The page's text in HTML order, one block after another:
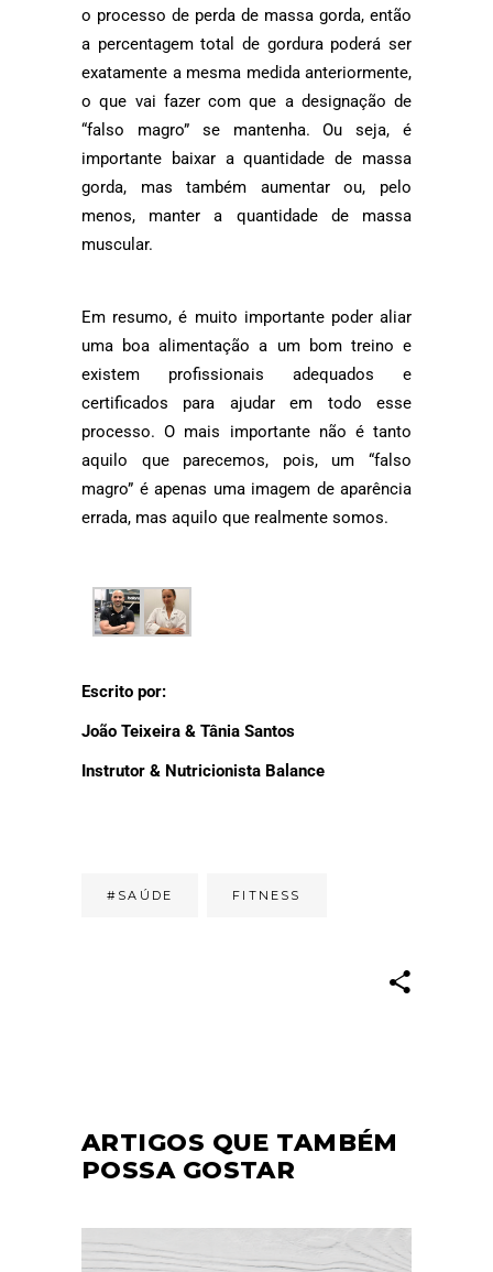
o processo de perda de massa gorda, então
a percentagem total de gordura poderá ser
exatamente a mesma medida anteriormente,
o que vai fazer com que a designação de
“falso magro” se mantenha. Ou seja, é
importante baixar a quantidade de massa
gorda, mas também aumentar ou, pelo
menos, manter a quantidade de massa
muscular.
Em resumo, é muito importante poder aliar
uma boa alimentação a um bom treino e
existem profissionais adequados e
certificados para ajudar em todo esse
processo. O mais importante não é tanto
aquilo que parecemos, pois, um “falso
magro” é apenas uma imagem de aparência
errada, mas aquilo que realmente somos.
Escrito por:
João Teixeira & Tânia Santos
Instrutor & Nutricionista Balance
#SAÚDE FITNESS
ARTIGOS QUE TAMBÉM
POSSA GOSTAR